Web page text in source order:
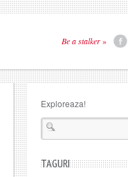
Be a stalker»
Exploreaza!
TAGURI